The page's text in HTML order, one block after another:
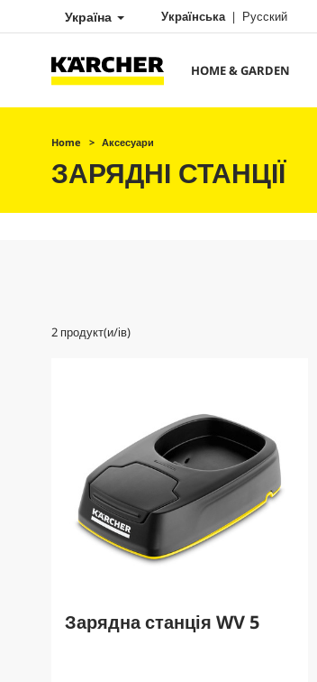
Україна Українська Русский
HOME & GARDEN
Home Аксесуари
ЗАРЯДНІ СТАНЦІЇ
2 продукт(и/ів)
Зарядна станція WV 5